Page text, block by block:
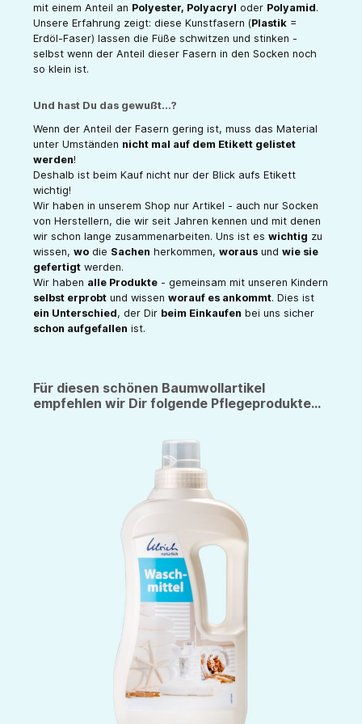
mit einem Anteil an Polyester, Polyacryl oder Polyamid.
Unsere Erfahrung zeigt: diese Kunstfasern (Plastik =
Erdöl-Faser) lassen die Füße schwitzen und stinken -
selbst wenn der Anteil dieser Fasern in den Socken noch
so klein ist.
Und hast Du das gewußt...?
Wenn der Anteil der Fasern gering ist, muss das Material
unter Umständen nicht mal auf dem Etikett gelistet
werden!
Deshalb ist beim Kauf nicht nur der Blick aufs Etikett
wichtig!
Wir haben in unserem Shop nur Artikel - auch nur Socken
von Herstellern, die wir seit Jahren kennen und mit denen
wir schon lange zusammenarbeiten. Uns ist es wichtig zu
wissen, wo die Sachen herkommen, woraus und wie sie
gefertigt werden.
Wir haben alle Produkte - gemeinsam mit unseren Kindern
selbst erprobt und wissen worauf es ankommt. Dies ist
ein Unterschied, der Dir beim Einkaufen bei uns sicher
schon aufgefallen ist.
Für diesen schönen Baumwollartikel
empfehlen wir Dir folgende Pflegeprodukte...